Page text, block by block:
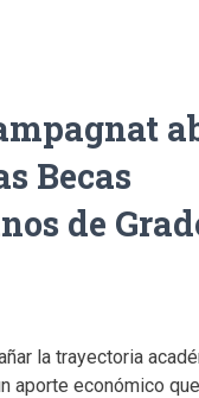
Becas
de
la trayectoria
aporte económico